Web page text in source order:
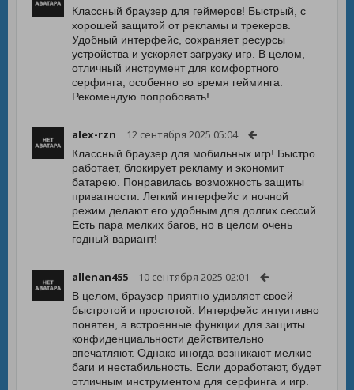
Классный браузер для геймеров! Быстрый, с
хорошей защитой от рекламы и трекеров.
Удобный интерфейс, сохраняет ресурсы
устройства и ускоряет загрузку игр. В целом,
отличный инструмент для комфортного
серфинга, особенно во время гейминга.
Рекомендую попробовать!
alex-rzn 12 сентября 2025 05:04
Классный браузер для мобильных игр! Быстро
работает, блокирует рекламу и экономит
батарею. Понравилась возможность защиты
приватности. Легкий интерфейс и ночной
режим делают его удобным для долгих сессий.
Есть пара мелких багов, но в целом очень
годный вариант!
allenan455 10 сентября 2025 02:01
В целом, браузер приятно удивляет своей
быстротой и простотой. Интерфейс интуитивно
понятен, а встроенные функции для защиты
конфиденциальности действительно
впечатляют. Однако иногда возникают мелкие
баги и нестабильность. Если доработают, будет
отличным инструментом для серфинга и игр.